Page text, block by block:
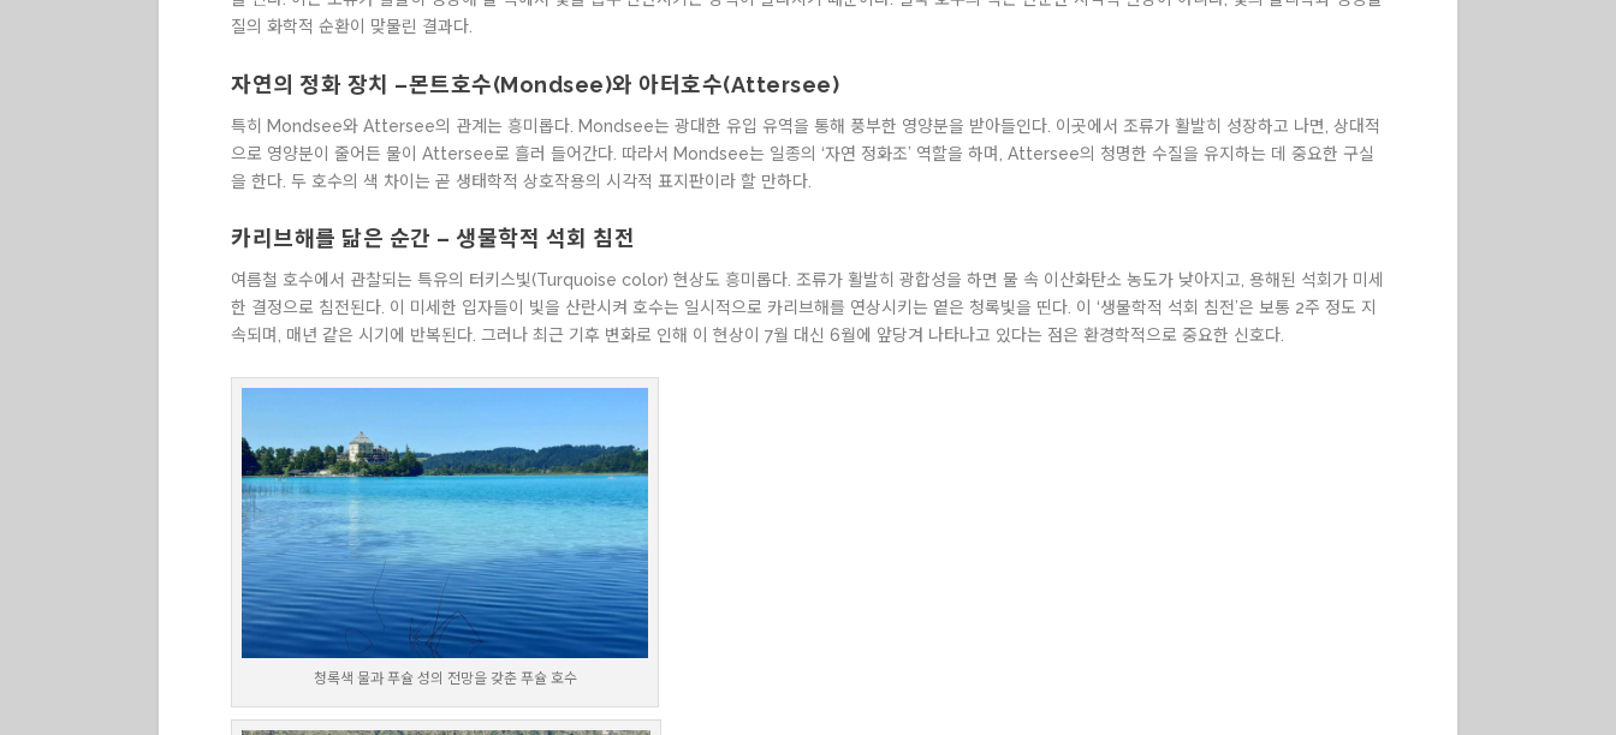
질의 화학적 순환이 맞물린 결과다.
자연의 정화 장치 –몬트호수(Mondsee)와 아터호수(Attersee)
특히 Mondsee와 Attersee의 관계는 흥미롭다. Mondsee는 광대한 유입 유역을 통해 풍부한 영양분을 받아들인다. 이곳에서 조류가 활발히 성장하고 나면, 상대적
으로 영양분이 줄어든 물이 Attersee로 흘러 들어간다. 따라서 Mondsee는 일종의 ‘자연 정화조’ 역할을 하며, Attersee의 청명한 수질을 유지하는 데 중요한 구실
을 한다. 두 호수의 색 차이는 곧 생태학적 상호작용의 시각적 표지판이라 할 만하다.
카리브해를 닮은 순간 – 생물학적 석회 침전
여름철 호수에서 관찰되는 특유의 터키스빛(Turquoise color) 현상도 흥미롭다. 조류가 활발히 광합성을 하면 물 속 이산화탄소 농도가 낮아지고, 용해된 석회가 미세
한 결정으로 침전된다. 이 미세한 입자들이 빛을 산란시켜 호수는 일시적으로 카리브해를 연상시키는 옅은 청록빛을 띤다. 이 ‘생물학적 석회 침전’은 보통 2주 정도 지
속되며, 매년 같은 시기에 반복된다. 그러나 최근 기후 변화로 인해 이 현상이 7월 대신 6월에 앞당겨 나타나고 있다는 점은 환경학적으로 중요한 신호다.
청록색 물과 푸슐 성의 전망을 갖춘 푸슐 호수